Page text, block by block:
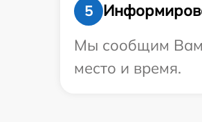
5
Мы сообщим Вам
место и время.